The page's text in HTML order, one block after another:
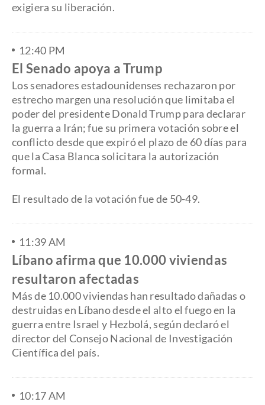
exigiera su liberación.
12:40 PM
El Senado apoya a Trump
Los senadores estadounidenses rechazaron por
estrecho margen una resolución que limitaba el
poder del presidente Donald Trump para declarar
la guerra a Irán; fue su primera votación sobre el
conflicto desde que expiró el plazo de 60 días para
que la Casa Blanca solicitara la autorización
formal.
El resultado de la votación fue de 50-49.
11:39 AM
Líbano afirma que 10.000 viviendas
resultaron afectadas
Más de 10.000 viviendas han resultado dañadas o
destruidas en Líbano desde el alto el fuego en la
guerra entre Israel y Hezbolá, según declaró el
director del Consejo Nacional de Investigación
Científica del país.
10:17 AM